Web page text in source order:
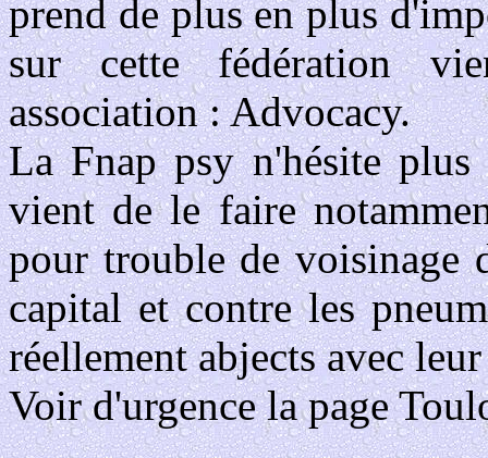
prend de plus en plus
sur cette fédération
association : Advocacy.
La Fnap psy n'hésite
vient de le faire
pour trouble de voisinage
capital et contre les
réellement abjects avec
Voir d'urgence la page